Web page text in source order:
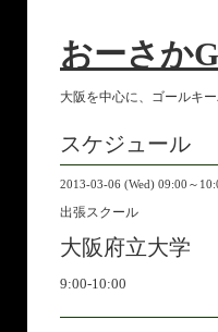
おーさか
大阪を中心に、ゴールキ
スケジュール
2013-03-06 (Wed) 09:00～
出張スクール
大阪府立大学
9:00-10:00